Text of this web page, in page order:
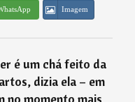
Imagem
é um chá feito da
dizia ela – em